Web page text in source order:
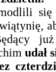
udał